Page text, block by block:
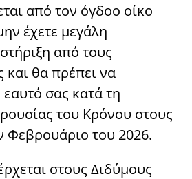
από τον όγδοο οίκο
έχετε μεγάλη
από τους
θα πρέπει να
εαυτό σας κατά τη
του Κρόνου στους
Φεβρουάριο του 2026.
στους Διδύμους